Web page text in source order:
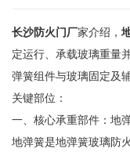
长沙防火门厂家介绍，
定运行、承载玻璃重量
弹簧组件与玻璃固定及
关键部位：
一、核心承重部件：地
地弹簧是地弹簧玻璃防